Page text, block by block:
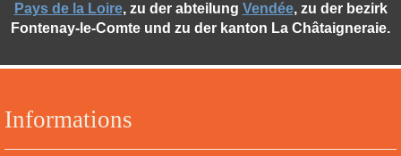
Informations
Pays de la Loire, zu der abteilung Vendée, zu der bezirk
Fontenay-le-Comte und zu der kanton La Châtaigneraie.